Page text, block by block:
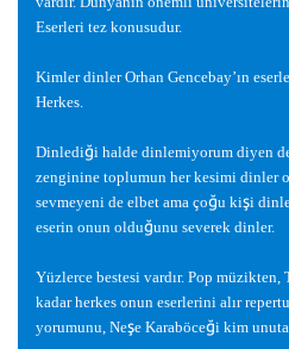
Eserleri tez konusudur.
Kimler dinler Orhan Gencebay’ın
Herkes.
Dinlediği halde dinlemiyorum diyen
zenginine toplumun her kesimi dinler
sevmeyeni de elbet ama çoğu kişi
eserin onun olduğunu severek dinler.
Yüzlerce bestesi vardır. Pop müzikten,
kadar herkes onun eserlerini alır
yorumunu, Neşe Karaböceği kim